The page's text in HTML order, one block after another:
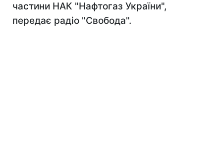
частини НАК "Нафтогаз України",
передає радіо "Свобода".